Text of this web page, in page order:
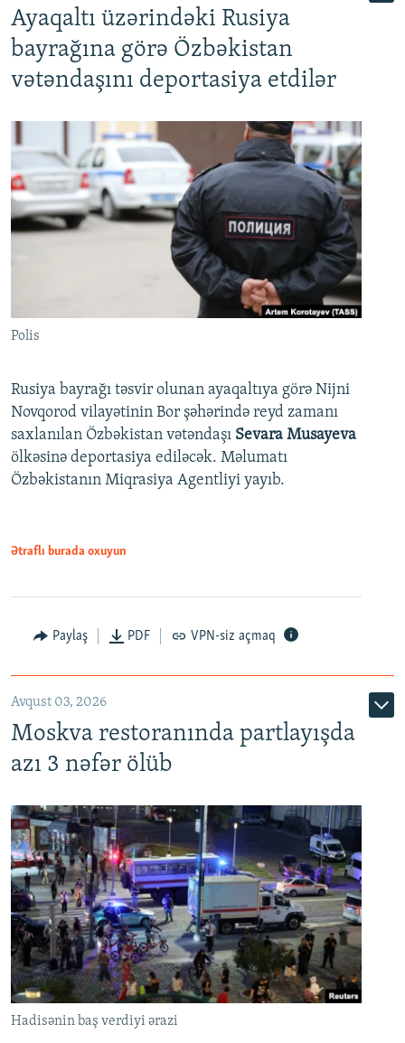
Ayaqaltı üzərindəki Rusiya
bayrağına görə Özbəkistan
vətəndaşını deportasiya etdilər
Polis
Rusiya bayrağı təsvir olunan ayaqaltıya görə Nijni
Novqorod vilayətinin Bor şəhərində reyd zamanı
saxlanılan Özbəkistan vətəndaşı Sevara Musayeva
ölkəsinə deportasiya ediləcək. Məlumatı
Özbəkistanın Miqrasiya Agentliyi yayıb.
Ətraflı burada oxuyun
Paylaş PDF VPN-siz açmaq
Avqust 03, 2026
Moskva restoranında partlayışda
azı 3 nəfər ölüb
Hadisənin baş verdiyi ərazi